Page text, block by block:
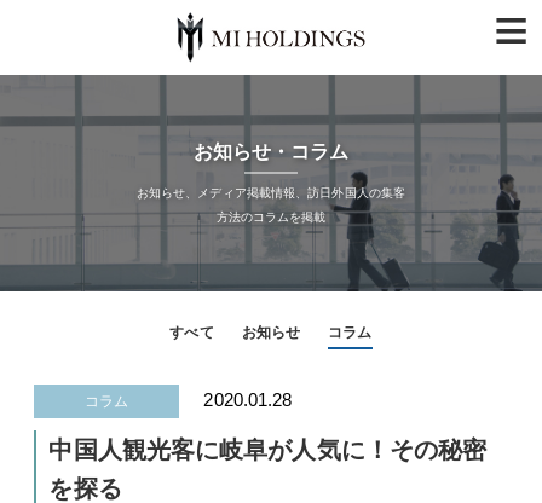
≡
お知らせ・コラム
お知らせ、メディア掲載情報、訪日外国人の集客
方法のコラムを掲載
すべて お知らせ コラム
コラム 2020.01.28
中国人観光客に岐阜が人気に！その秘密
を探る